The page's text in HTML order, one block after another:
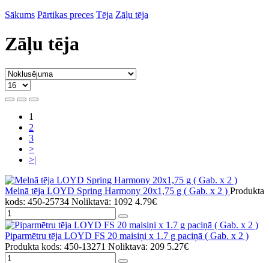
Sākums Pārtikas preces Tēja Zāļu tēja
Zāļu tēja
1
2
3
>
>|
Melnā tēja LOYD Spring Harmony 20x1,75 g ( Gab. x 2 ) Produkta
kods: 450-25734 Noliktavā: 1092 4.79€
Piparmētru tēja LOYD FS 20 maisiņi x 1.7 g paciņā ( Gab. x 2 )
Produkta kods: 450-13271 Noliktavā: 209 5.27€